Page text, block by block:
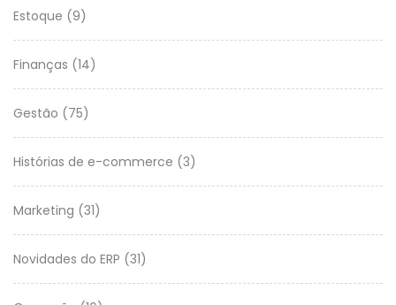
Estoque (9)
Finanças (14)
Gestão (75)
Histórias de e-commerce (3)
Marketing (31)
Novidades do ERP (31)